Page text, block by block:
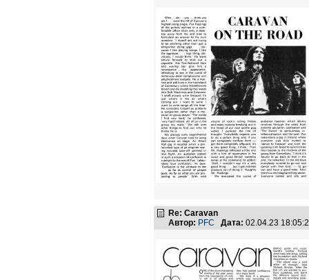
Re: Caravan
Автор: PFC Дата: 02.04.23